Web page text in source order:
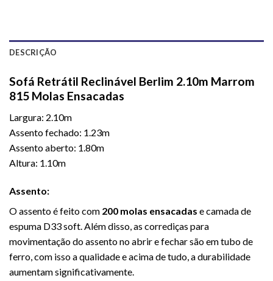
DESCRIÇÃO
Sofá Retrátil Reclinável Berlim 2.10m Marrom
815 Molas Ensacadas
Largura: 2.10m
Assento fechado: 1.23m
Assento aberto: 1.80m
Altura: 1.10m
Assento:
O assento é feito com 200 molas ensacadas e camada de
espuma D33 soft. Além disso, as corrediças para
movimentação do assento no abrir e fechar são em tubo de
ferro, com isso a qualidade e acima de tudo, a durabilidade
aumentam significativamente.